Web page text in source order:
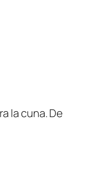
la cuna. De